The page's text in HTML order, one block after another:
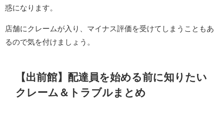
惑になります。
店舗にクレームが入り、マイナス評価を受けてしまうこともあ
るので気を付けましょう。
【出前館】配達員を始める前に知りたい
クレーム＆トラブルまとめ